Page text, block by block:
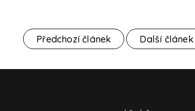
Předchozí článek Další článek